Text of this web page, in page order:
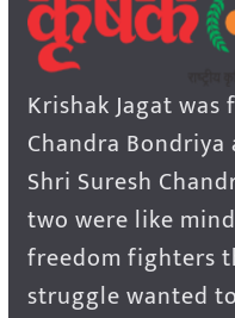
Krishak Jagat
Chandra
Shri Suresh
two were like
freedom fighters
struggle wanted